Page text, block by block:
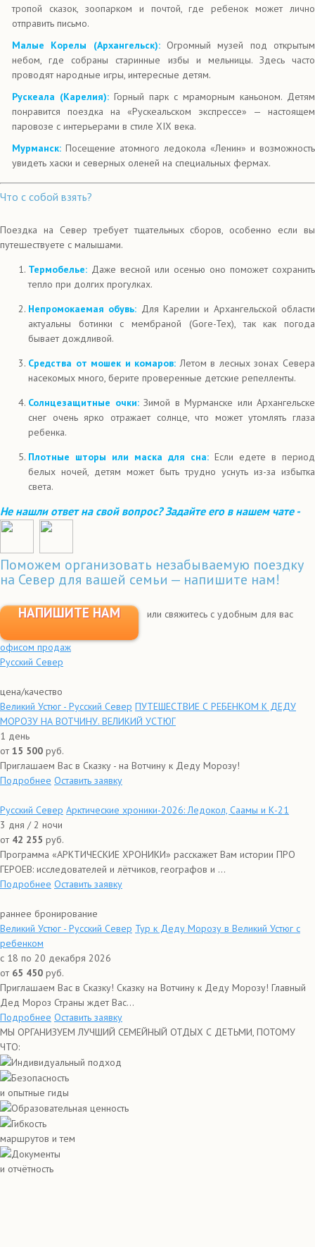
тропой сказок, зоопарком и почтой, где ребенок может лично
отправить письмо.
Малые Корелы (Архангельск):Огромный музей под открытым
небом, где собраны старинные избы и мельницы. Здесь часто
проводят народные игры, интересные детям.
Рускеала (Карелия): Горный парк с мраморным каньоном. Детям
понравится поездка на «Рускеальском экспрессе» — настоящем
паровозе с интерьерами в стиле XIX века.
Мурманск: Посещение атомного ледокола «Ленин» и возможность
увидеть хаски и северных оленей на специальных фермах.
Что с собой взять?
Поездка на Север требует тщательных сборов, особенно если вы
путешествуете с малышами.
Термобелье: Даже весной или осенью оно поможет сохранить
тепло при долгих прогулках.
Непромокаемая обувь: Для Карелии и Архангельской области
актуальны ботинки с мембраной (Gore-Tex), так как погода
бывает дождливой.
Средства от мошек и комаров: Летом в лесных зонах Севера
насекомых много, берите проверенные детские репелленты.
Солнцезащитные очки:Зимой в Мурманске или Архангельске
снег очень ярко отражает солнце, что может утомлять глаза
ребенка.
Плотные шторы или маска для сна: Если едете в период
белых ночей, детям может быть трудно уснуть из-за избытка
света.
Не нашли ответ на свой вопрос? Задайте его в нашем чате -
Поможем организовать незабываемую поездку
на Север для вашей семьи — напишите нам!
НАПИШИТЕ НАМ или свяжитесь с удобным для вас
офисом продаж
Русский Север
цена/качество
Великий Устюг - Русский Север ПУТЕШЕСТВИЕ С РЕБЕНКОМ К ДЕДУ
МОРОЗУ НА ВОТЧИНУ. ВЕЛИКИЙ УСТЮГ
1 день
от15 500 руб.
Приглашаем Вас в Сказку - на Вотчину к Деду Морозу!
Подробнее Оставить заявку
Русский Север Арктические хроники-2026: Ледокол, Саамы и К-21
3 дня / 2 ночи
от 42 255 руб.
Программа «АРКТИЧЕСКИЕ ХРОНИКИ» расскажет Вам истории ПРО
ГЕРОЕВ: исследователей и лётчиков, географов и ...
Подробнее Оставить заявку
раннее бронирование
Великий Устюг - Русский Север Тур к Деду Морозу в Великий Устюг с
ребенком
с 18 по 20 декабря 2026
от 65 450 руб.
Приглашаем Вас в Сказку! Сказку на Вотчину к Деду Морозу! Главный
Дед Мороз Страны ждет Вас...
Подробнее Оставить заявку
МЫ ОРГАНИЗУЕМ ЛУЧШИЙ СЕМЕЙНЫЙ ОТДЫХ С ДЕТЬМИ, ПОТОМУ
ЧТО:
Индивидуальный подход
Безопасность
и опытные гиды
Образовательная ценность
Гибкость
маршрутов и тем
Документы
и отчётность